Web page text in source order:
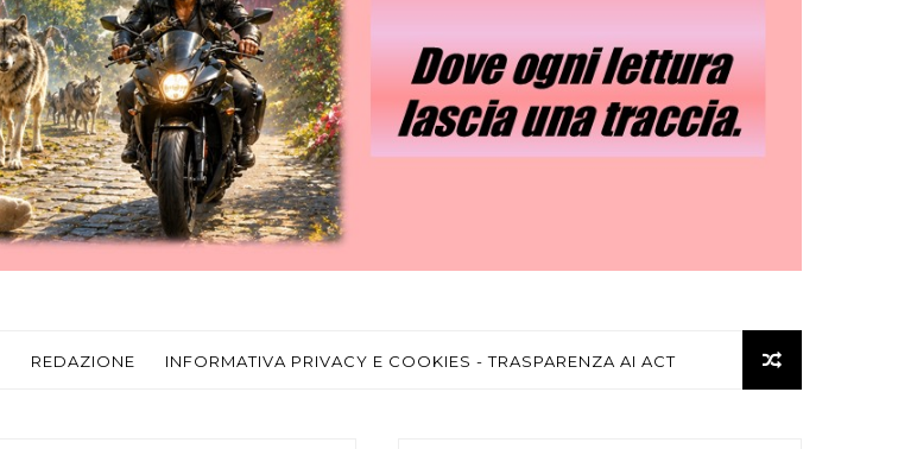
REDAZIONE INFORMATIVA PRIVACY E COOKIES - TRASPARENZA AI ACT